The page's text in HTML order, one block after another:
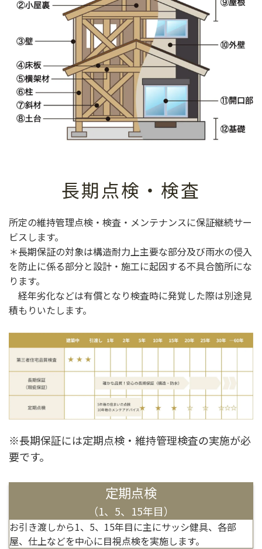
長期点検・検査
所定の維持管理点検・検査・メンテナンスに保証継続サー
ビスします。
＊長期保証の対象は構造耐力上主要な部分及び雨水の侵入
を防止に係る部分と設計・施工に起因する不具合箇所にな
ります。
経年劣化などは有償となり検査時に発覚した際は別途見
積もりいたします。
※長期保証には定期点検・維持管理検査の実施が必
要です。
定期点検
（1、5、15年目）
お引き渡しから1、5、15年目に主にサッシ健具、各部
屋、仕上などを中心に目視点検を実施します。